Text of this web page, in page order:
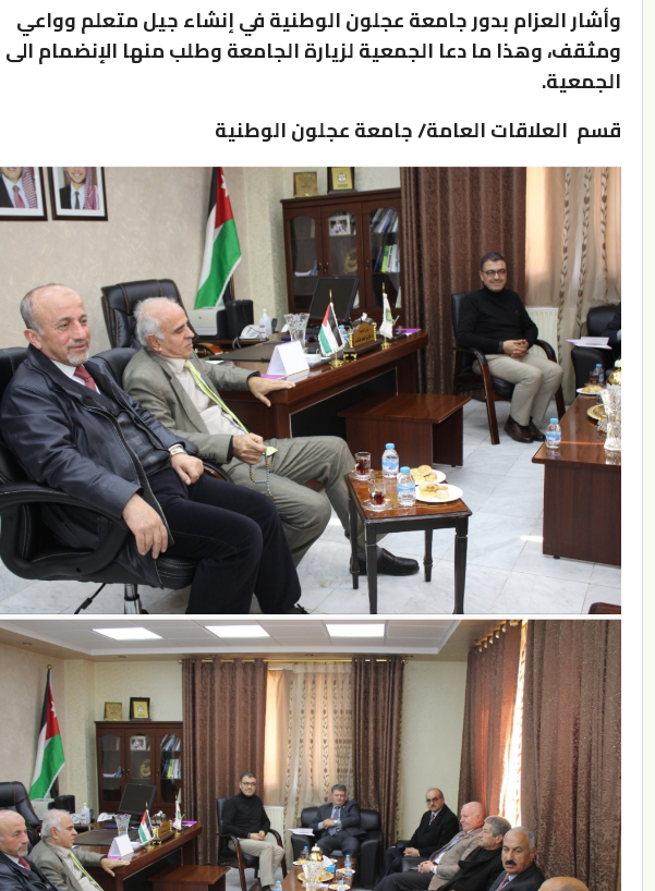
وأشار العزام بدور جامعة عجلون الوطنية في إنشاء جيل متعلم وواعي
ومثقف، وهذا ما دعا الجمعية لزيارة الجامعة وطلب منها الإنضمام الى
الجمعية.
قسم العلاقات العامة/ جامعة عجلون الوطنية